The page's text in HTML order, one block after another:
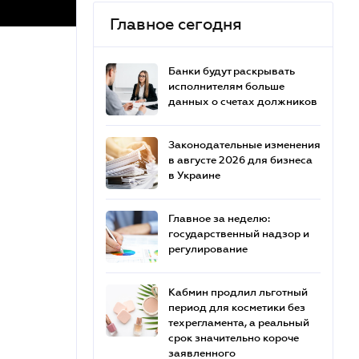
Главное сегодня
Банки будут раскрывать
исполнителям больше
данных о счетах должников
Законодательные изменения
в августе 2026 для бизнеса
в Украине
Главное за неделю:
государственный надзор и
регулирование
Кабмин продлил льготный
период для косметики без
техрегламента, а реальный
срок значительно короче
заявленного